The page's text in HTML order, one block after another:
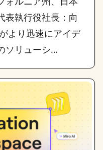
表執行役社長：向
より迅速にアイデ
ソリューシ…